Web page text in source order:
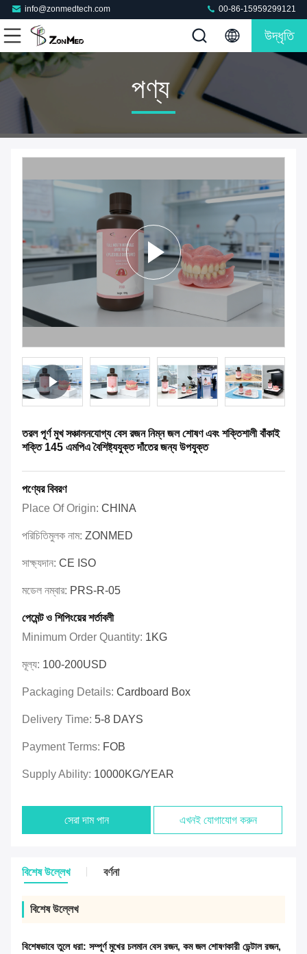
info@zonmedtech.com 00-86-15959299121
উদ্ধৃতি
পণ্য
তরল পূর্ণ মুখ সঞ্চালনযোগ্য বেস রজন নিম্ন জল শোষণ এবং শক্তিশালী বাঁকাই
শক্তি 145 এমপিএ বৈশিষ্ট্যযুক্ত দাঁতের জন্য উপযুক্ত
পণ্যের বিবরণ
Place Of Origin: CHINA
পরিচিতিমুলক নাম: ZONMED
সাক্ষ্যদান: CE ISO
মডেল নম্বার: PRS-R-05
পেমেন্ট ও শিপিংয়ের শর্তাবলী
Minimum Order Quantity: 1KG
মূল্য: 100-200USD
Packaging Details: Cardboard Box
Delivery Time: 5-8 DAYS
Payment Terms: FOB
Supply Ability: 10000KG/YEAR
সেরা দাম পান এখনই যোগাযোগ করুন
বিশেষ উল্লেখ বর্ণনা
বিশেষ উল্লেখ
বিশেষভাবে তুলে ধরা: সম্পূর্ণ মুখের চলমান বেস রজন, কম জল শোষণকারী ডেন্টাল রজন,